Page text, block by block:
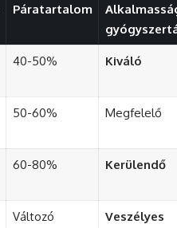
Páratartalom
40-50% Kiváló
50-60% Megfelelő
60-80% Kerülendő
Változó Veszélyes